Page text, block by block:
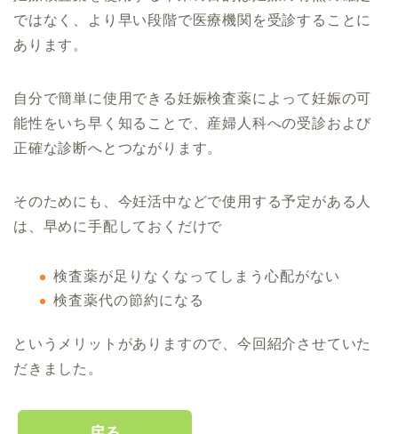
ではなく、より早い段階で医療機関を受診することに
あります。
自分で簡単に使用できる妊娠検査薬によって妊娠の可
能性をいち早く知ることで、産婦人科への受診および
正確な診断へとつながります。
そのためにも、今妊活中などで使用する予定がある人
は、早めに手配しておくだけで
検査薬が足りなくなってしまう心配がない
検査薬代の節約になる
というメリットがありますので、今回紹介させていた
だきました。